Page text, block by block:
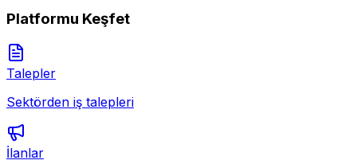
Platformu Keşfet
Talepler
Sektörden iş talepleri
İlanlar